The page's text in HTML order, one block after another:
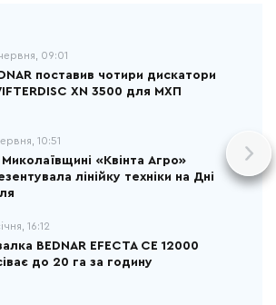
09:01
поставив чотири дискатори
XN 3500 для МХП
10:51
Миколаївщині «Квінта Агро»
лінійку техніки на Дні
16:12
BEDNAR EFECTA CE 12000
до 20 га за годину